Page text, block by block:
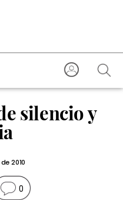
silencio y
2010
0